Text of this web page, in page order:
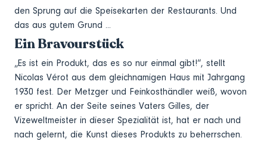
den Sprung auf die Speisekarten der Restaurants. Und
das aus gutem Grund ...
Ein Bravourstück
„Es ist ein Produkt, das es so nur einmal gibt!“, stellt
Nicolas Vérot aus dem gleichnamigen Haus mit Jahrgang
1930 fest. Der Metzger und Feinkosthändler weiß, wovon
er spricht. An der Seite seines Vaters Gilles, der
Vizeweltmeister in dieser Spezialität ist, hat er nach und
nach gelernt, die Kunst dieses Produkts zu beherrschen.